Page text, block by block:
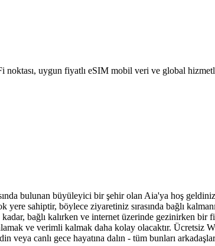
noktası, uygun fiyatlı eSIM mobil veri ve global
bulunan büyüleyici bir şehir olan Aia'ya hoş
yere sahiptir, böylece ziyaretiniz sırasında bağlı
kadar, bağlı kalırken ve internet üzerinde gezinirken
ve verimli kalmak daha kolay olacaktır. Ücretsiz
veya canlı gece hayatına dalın - tüm bunları